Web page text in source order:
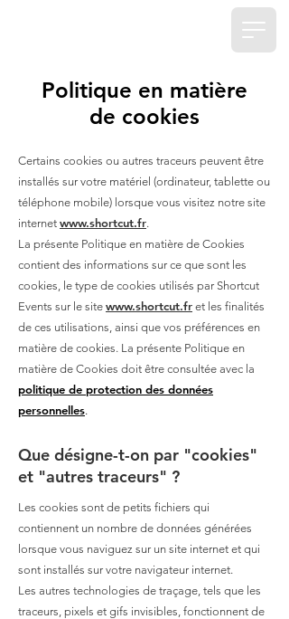
Politique en matière
de cookies
Certains cookies ou autres traceurs peuvent être
installés sur votre matériel (ordinateur, tablette ou
téléphone mobile) lorsque vous visitez notre site
internet www.shortcut.fr.
La présente Politique en matière de Cookies
contient des informations sur ce que sont les
cookies, le type de cookies utilisés par Shortcut
Events sur le site www.shortcut.fr et les finalités
de ces utilisations, ainsi que vos préférences en
matière de cookies. La présente Politique en
matière de Cookies doit être consultée avec la
politique de protection des données
personnelles.
Que désigne-t-on par "cookies"
et "autres traceurs" ?
Les cookies sont de petits fichiers qui
contiennent un nombre de données générées
lorsque vous naviguez sur un site internet et qui
sont installés sur votre navigateur internet.
Les autres technologies de traçage, tels que les
traceurs, pixels et gifs invisibles, fonctionnent de